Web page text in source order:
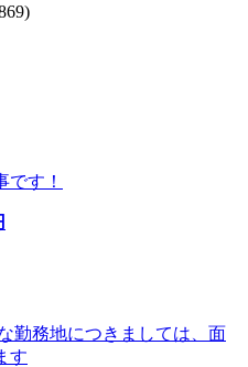
す！
勤務地につきましては、面
す